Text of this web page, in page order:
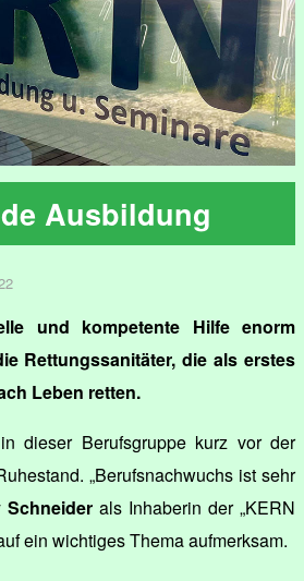
Ausbildung
und kompetente Hilfe enorm
Rettungssanitäter, die als erstes
Leben retten.
dieser Berufsgruppe kurz vor der
„Berufsnachwuchs ist sehr
Schneider als Inhaberin der „KERN
ein wichtiges Thema aufmerksam.